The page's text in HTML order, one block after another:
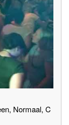
Normaal, C